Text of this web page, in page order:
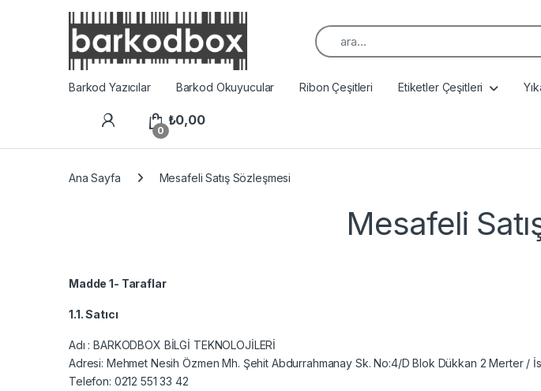
Aramak:
Barkod Yazıcılar Barkod Okuyucular Ribon Çeşitleri Etiketler Çeşitleri
0
₺0,00
Ana Sayfa Mesafeli Satış Sözleşmesi
Mesafeli
Madde 1- Taraflar
1.1. Satıcı
Adı : BARKODBOX BİLGİ TEKNOLOJİLERİ
Adresi: Mehmet Nesih Özmen Mh. Şehit Abdurrahmanay Sk. No:4/D Blok Dükkan 2 Merter /
Telefon: 0212 551 33 42